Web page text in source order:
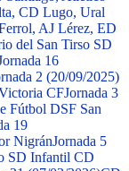
CD Lugo, Ural
AJ Lérez, ED
del San Tirso SD
16
2 (20/09/2025)
CFJornada 3
Fútbol DSF San
19
NigránJornada 5
SD Infantil CD